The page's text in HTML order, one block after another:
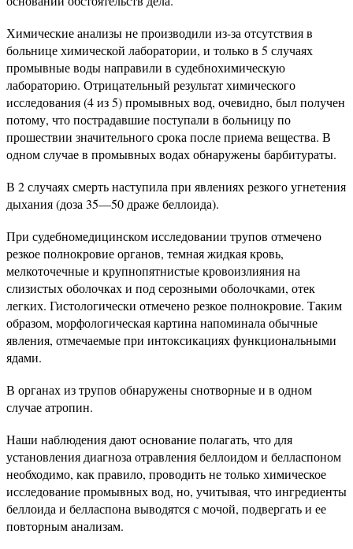
Химические анализы не производили из-за отсутствия в
больнице химической лаборатории, и только в 5 случаях
промывные воды направили в судебнохимическую
лабораторию. Отрицательный результат химического
исследования (4 из 5) промывных вод, очевидно, был получен
потому, что пострадавшие поступали в больницу по
прошествии значительного срока после приема вещества. В
одном случае в промывных водах обнаружены барбитураты.
В 2 случаях смерть наступила при явлениях резкого угнетения
дыхания (доза 35—50 драже беллоида).
При судебномедицинском исследовании трупов отмечено
резкое полнокровие органов, темная жидкая кровь,
мелкоточечные и крупнопятнистые кровоизлияния на
слизистых оболочках и под серозными оболочками, отек
легких. Гистологически отмечено резкое полнокровие. Таким
образом, морфологическая картина напоминала обычные
явления, отмечаемые при интоксикациях функциональными
ядами.
В органах из трупов обнаружены снотворные и в одном
случае атропин.
Наши наблюдения дают основание полагать, что для
установления диагноза отравления беллоидом и белласпоном
необходимо, как правило, проводить не только химическое
исследование промывных вод, но, учитывая, что ингредиенты
беллоида и белласпона выводятся с мочой, подвергать и ее
повторным анализам.